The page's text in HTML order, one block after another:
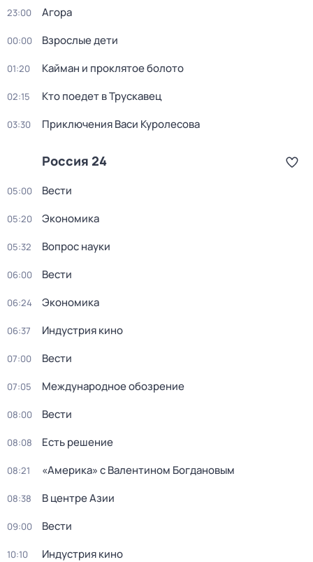
23:00 Агора
00:00 Взрослые дети
01:20 Кайман и проклятое болото
02:15 Кто поедет в Трускавец
03:30 Приключения Васи Куролесова
Россия 24
05:00 Вести
05:20 Экономика
05:32 Вопрос науки
06:00 Вести
06:24 Экономика
06:37 Индустрия кино
07:00 Вести
07:05 Международное обозрение
08:00 Вести
08:08 Есть решение
08:21 «Америка» с Валентином Богдановым
08:38 В центре Азии
09:00 Вести
10:10 Индустрия кино